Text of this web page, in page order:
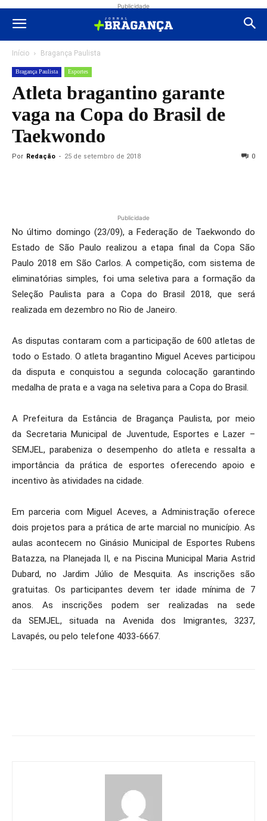
Publicidade
Início Bragança Paulista
Bragança Paulista Esportes
Atleta bragantino garante
vaga na Copa do Brasil de
Taekwondo
Por Redação - 25 de setembro de 2018 0
Publicidade
No último domingo (23/09), a Federação de Taekwondo do
Estado de São Paulo realizou a etapa final da Copa São
Paulo 2018 em São Carlos. A competição, com sistema de
eliminatórias simples, foi uma seletiva para a formação da
Seleção Paulista para a Copa do Brasil 2018, que será
realizada em dezembro no Rio de Janeiro.
As disputas contaram com a participação de 600 atletas de
todo o Estado. O atleta bragantino Miguel Aceves participou
da disputa e conquistou a segunda colocação garantindo
medalha de prata e a vaga na seletiva para a Copa do Brasil.
A Prefeitura da Estância de Bragança Paulista, por meio
da Secretaria Municipal de Juventude, Esportes e Lazer –
SEMJEL, parabeniza o desempenho do atleta e ressalta a
importância da prática de esportes oferecendo apoio e
incentivo às atividades na cidade.
Em parceria com Miguel Aceves, a Administração oferece
dois projetos para a prática de arte marcial no município. As
aulas acontecem no Ginásio Municipal de Esportes Rubens
Batazza, na Planejada II, e na Piscina Municipal Maria Astrid
Dubard, no Jardim Júlio de Mesquita. As inscrições são
gratuitas. Os participantes devem ter idade mínima de 7
anos. As inscrições podem ser realizadas na sede
da SEMJEL, situada na Avenida dos Imigrantes, 3237,
Lavapés, ou pelo telefone 4033-6667.